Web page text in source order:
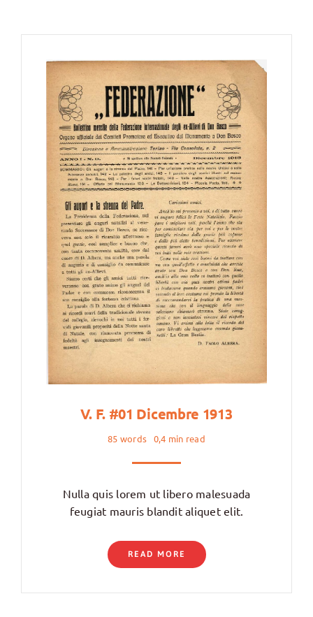
V. F. #01 Dicembre 1913
85 words 0,4 min read
Nulla quis lorem ut libero malesuada
feugiat mauris blandit aliquet elit.
READ MORE